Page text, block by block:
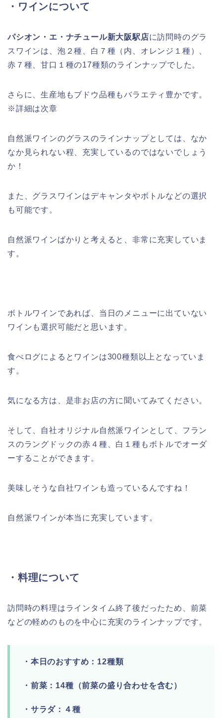
・ワインについて
パシオン・エ・ナチュール新大阪駅店に訪問時のグラ
スワインは、泡２種、白７種（内、オレンジ１種）、
赤７種、甘口１種の17種類のラインナップでした。
さらに、生産地もブドウ品種もバラエティ豊かです。
※詳細は次章
自然派ワインのグラスのラインナップとしては、なか
なか見られない程、充実しているのではないでしょう
か！
また、グラスワインはデキャンタやボトルなどの選択
も可能です。
自然派ワインばかりと考えると、非常に充実していま
す。
ボトルワインであれば、当日のメニューに出ていない
ワインも選択可能だと思います。
食べログによるとワインは300種類以上となっていま
す。
気になる方は、是非お店の方に聞いてみてください。
そして、自社オリジナル自然派ワインとして、フラン
スのラングドックの赤４種、白１種もボトルでオーダ
ーすることができます。
美味しそうな自社ワインも造っているんですね！
自然派ワインが本当に充実しています。
・料理について
訪問時の料理はラインタイム終了後だったため、前菜
などの軽めのものを中心に充実のラインナップです。
・本日のおすすめ：12種類
・前菜：14種（前菜の盛り合わせを含む）
・サラダ：４種